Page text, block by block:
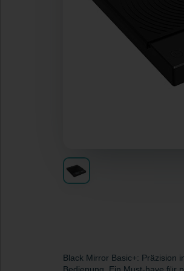
Black Mirror Basic+: Präzision